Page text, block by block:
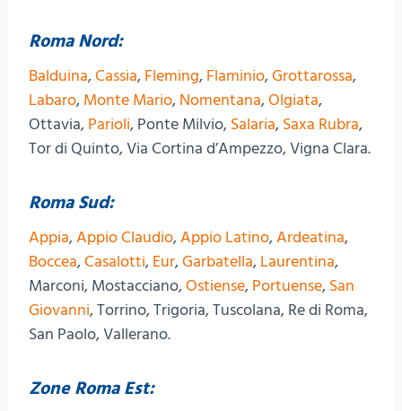
Roma Nord:
Balduina,Cassia, Fleming, Flaminio,Grottarossa,
Labaro, Monte Mario, Nomentana,Olgiata,
Ottavia, Parioli, Ponte Milvio, Salaria, Saxa Rubra,
Tor di Quinto, Via Cortina d’Ampezzo, Vigna Clara.
Roma Sud:
Appia,Appio Claudio,Appio Latino,Ardeatina,
Boccea,Casalotti, Eur,Garbatella, Laurentina,
Marconi, Mostacciano,Ostiense, Portuense, San
Giovanni, Torrino, Trigoria, Tuscolana, Re di Roma,
San Paolo, Vallerano.
Zone Roma Est: